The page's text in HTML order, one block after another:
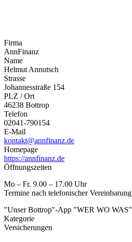
Firma
AnnFinanz
Name
Helmut Annutsch
Strasse
Johannesstraße 154
PLZ / Ort
46238 Bottrop
Telefon
02041-790154
E-Mail
kontakt@annfinanz.de
Homepage
https://annfinanz.de
Öffnungszeiten
Mo – Fr. 9.00 – 17.00 Uhr
Termine nach telefonischer Vereinbarung
"Unser Bottrop"-App "WER WO WAS"
Kategorie
Versicherungen